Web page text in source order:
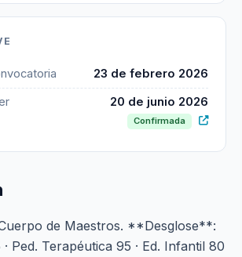
23 de febrero 2026
20 de junio 2026
Confirmada
de Maestros. **Desglose**:
· Ped. Terapéutica 95 · Ed. Infantil 80